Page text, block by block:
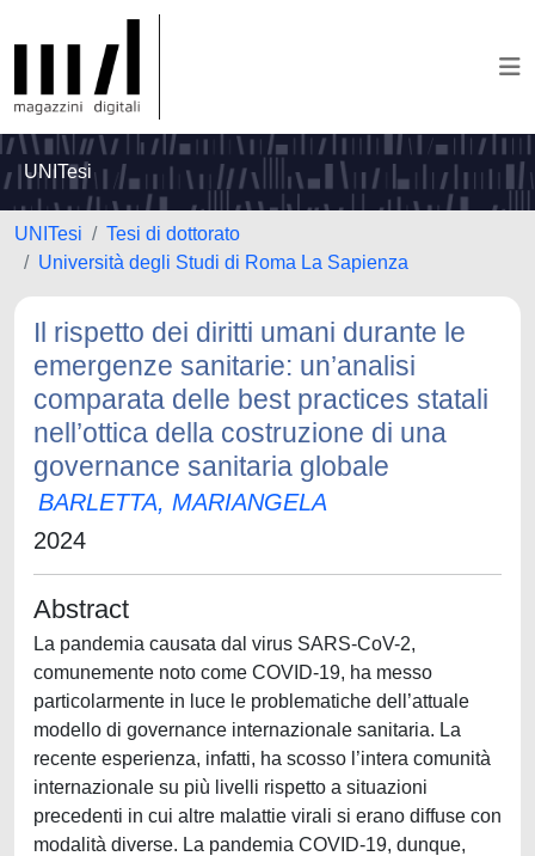
UNITesi
UNITesi
Tesi di dottorato
Università degli Studi di Roma La Sapienza
Il rispetto dei diritti umani durante le
emergenze sanitarie: un’analisi
comparata delle best practices statali
nell’ottica della costruzione di una
governance sanitaria globale
BARLETTA, MARIANGELA
2024
Abstract
La pandemia causata dal virus SARS-CoV-2,
comunemente noto come COVID-19, ha messo
particolarmente in luce le problematiche dell’attuale
modello di governance internazionale sanitaria. La
recente esperienza, infatti, ha scosso l’intera comunità
internazionale su più livelli rispetto a situazioni
precedenti in cui altre malattie virali si erano diffuse con
modalità diverse. La pandemia COVID-19, dunque,